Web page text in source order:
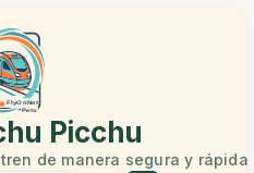
Picchu
de manera segura y rápida